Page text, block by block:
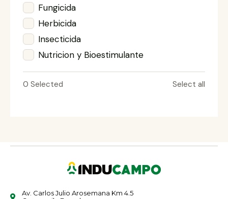
Fungicida
Herbicida
Insecticida
Nutricion y Bioestimulante
0 Selected Select all
Av. Carlos Julio Arosemana Km 4.5